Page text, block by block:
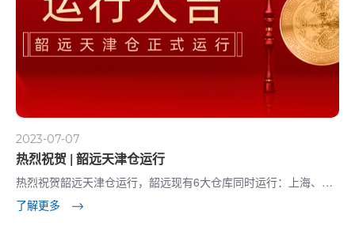
2023-07-07
热烈祝贺 | 韶远天津仓运行
热烈祝贺韶远天津仓运行，韶远现有6大仓库同时运行：上海、天
津、成都、武汉、济南、美国
了解更多